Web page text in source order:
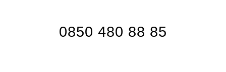
0850 480 88 85